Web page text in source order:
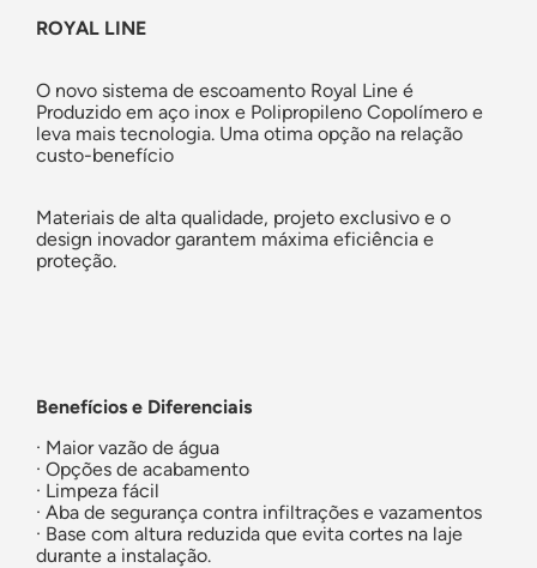
ROYAL LINE
O novo sistema de escoamento Royal Line é
Produzido em aço inox e Polipropileno Copolímero e
leva mais tecnologia. Uma otima opção na relação
custo-benefício
Materiais de alta qualidade, projeto exclusivo e o
design inovador garantem máxima eficiência e
proteção.
Benefícios e Diferenciais
· Maior vazão de água
· Opções de acabamento
· Limpeza fácil
· Aba de segurança contra infiltrações e vazamentos
· Base com altura reduzida que evita cortes na laje
durante a instalação.